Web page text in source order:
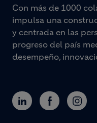
Con más de 1000
impulsa una
y centrada en las
progreso del país
desempeño,